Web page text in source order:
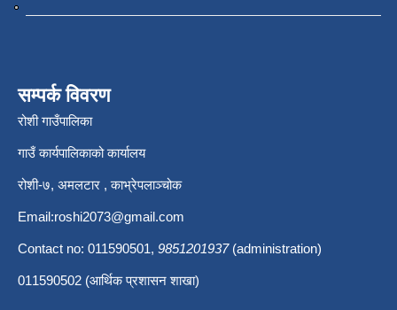
सम्पर्क विवरण
रोशी गाउँपालिका
गाउँ कार्यपालिकाको कार्यालय
रोशी-७, अमलटार , काभ्रेपलाञ्चोक
Email:roshi2073@gmail.com
Contact no: 011590501, 9851201937(administration)
011590502 (आर्थिक प्रशासन शाखा)